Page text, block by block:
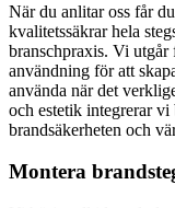
När du anlitar oss får
kvalitetssäkrar hela
branschpraxis. Vi utgår
användning för att
använda när det
och estetik integrerar vi
brandsäkerheten och
Montera